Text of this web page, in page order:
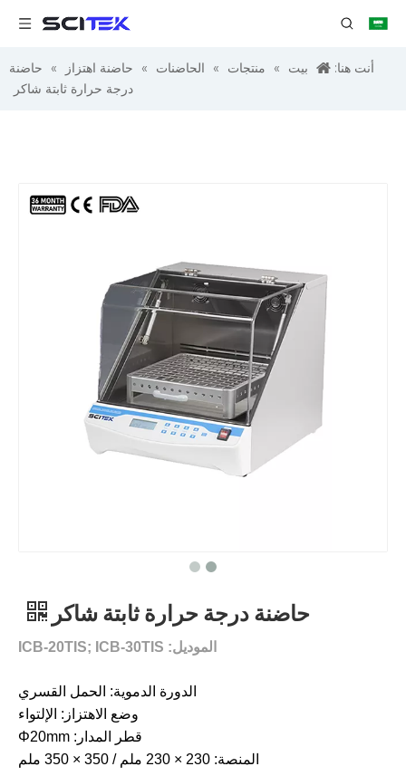
أنت هنا: بيت » منتجات » الحاضنات » حاضنة اهتزاز »
حاضنة
درجة حرارة ثابتة شاكر
حاضنة درجة حرارة ثابتة شاكر
الموديل: ICB-20TIS; ICB-30TIS
الدورة الدموية: الحمل القسري
وضع الاهتزاز: الإلتواء
قطر المدار: Φ20mm
المنصة: 230 × 230 ملم / 350 × 350 ملم